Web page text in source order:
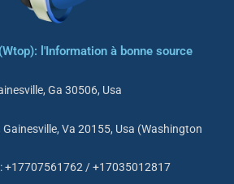
l'Information à bonne source
Ga 30506, Usa
Va 20155, Usa (Washington
+17707561762 / +17035012817